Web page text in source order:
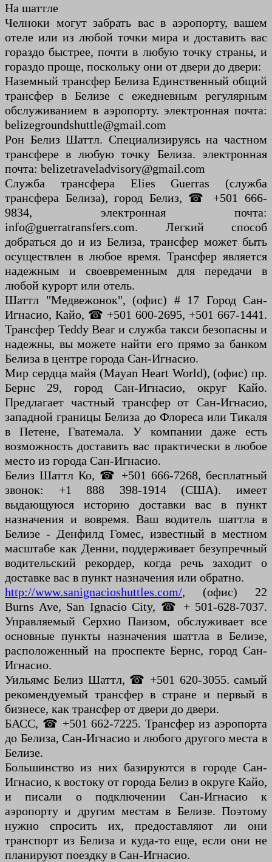
На шаттле
Челноки могут забрать вас в аэропорту, вашем
отеле или из любой точки мира и доставить вас
гораздо быстрее, почти в любую точку страны, и
гораздо проще, поскольку они от двери до двери:
Наземный трансфер Белиза Единственный общий
трансфер в Белизе с ежедневным регулярным
обслуживанием в аэропорту. электронная почта:
belizegroundshuttle@gmail.com
Рон Белиз Шаттл. Специализируясь на частном
трансфере в любую точку Белиза. электронная
почта: belizetraveladvisory@gmail.com
Служба трансфера Elies Guerras (служба
трансфера Белиза), город Белиз, ☎ +501 666-
9834, электронная почта:
info@guerratransfers.com. Легкий способ
добраться до и из Белиза, трансфер может быть
осуществлен в любое время. Трансфер является
надежным и своевременным для передачи в
любой курорт или отель.
Шаттл "Медвежонок", (офис) # 17 Город Сан-
Игнасио, Кайо, ☎ +501 600-2695, +501 667-1441.
Трансфер Teddy Bear и служба такси безопасны и
надежны, вы можете найти его прямо за банком
Белиза в центре города Сан-Игнасио.
Мир сердца майя (Mayan Heart World), (офис) пр.
Бернс 29, город Сан-Игнасио, округ Кайо.
Предлагает частный трансфер от Сан-Игнасио,
западной границы Белиза до Флореса или Тикаля
в Петене, Гватемала. У компании даже есть
возможность доставить вас практически в любое
место из города Сан-Игнасио.
Белиз Шаттл Ко, ☎ +501 666-7268, бесплатный
звонок: +1 888 398-1914 (США). имеет
выдающуюся историю доставки вас в пункт
назначения и вовремя. Ваш водитель шаттла в
Белизе - Денфилд Гомес, известный в местном
масштабе как Денни, поддерживает безупречный
водительский рекордер, когда речь заходит о
доставке вас в пункт назначения или обратно.
http://www.sanignacioshuttles.com/,
(офис) 22
Burns Ave, San Ignacio City, ☎ + 501-628-7037.
Управляемый Серхио Паизом, обслуживает все
основные пункты назначения шаттла в Белизе,
расположенный на проспекте Бернс, город Сан-
Игнасио.
Уильямс Белиз Шаттл, ☎ +501 620-3055. самый
рекомендуемый трансфер в стране и первый в
бизнесе, как трансфер от двери до двери.
БАСС, ☎ +501 662-7225. Трансфер из аэропорта
до Белиза, Сан-Игнасио и любого другого места в
Белизе.
Большинство из них базируются в городе Сан-
Игнасио, к востоку от города Белиз в округе Кайо,
и писали о подключении Сан-Игнасио к
аэропорту и другим местам в Белизе. Поэтому
нужно спросить их, предоставляют ли они
транспорт из Белиза и куда-то еще, если они не
планируют поездку в Сан-Игнасио.